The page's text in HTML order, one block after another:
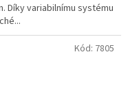
Díky variabilnímu systému
Kód: 7805